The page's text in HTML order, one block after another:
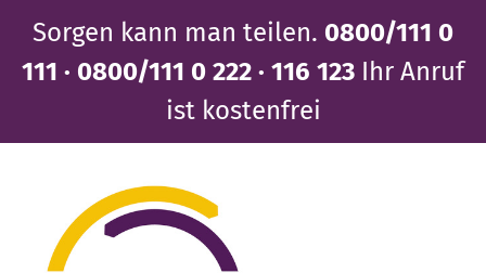
Inhalt
Sorgen kann man teilen. 0800/111 0
111 · 0800/111 0 222 · 116 123 Ihr Anruf
ist kostenfrei